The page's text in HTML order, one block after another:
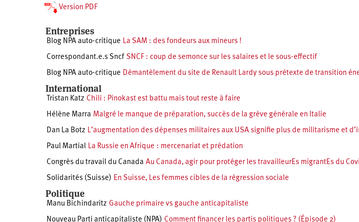
Version PDF
Entreprises
Blog NPA auto-critique La SAM : des fondeurs aux mineurs !
Correspondant.e.s Sncf SNCF : coup de semonce sur les salaires et le sous-effectif
Blog NPA auto-critique Démantèlement du site de Renault Lardy sous prétexte de transition
International
Tristan Katz Chili : Pinokast est battu mais tout reste à faire
Hélène Marra Malgré le manque de préparation, succès de la grève générale en Italie
Dan La Botz L’augmentation des dépenses militaires aux USA signifie plus de militarisme et
Paul Martial La Russie en Afrique : mercenariat et prédation
Congrès du travail du Canada Au Canada, agir pour protéger les travailleurEs migrantEs du
Solidarités (Suisse) En Suisse, Les femmes cibles de la régression sociale
Politique
Manu Bichindaritz Gauche primaire vs gauche anticapitaliste
Nouveau Parti anticapitaliste (NPA) Comment financer les partis politiques ? (Épisode 2)